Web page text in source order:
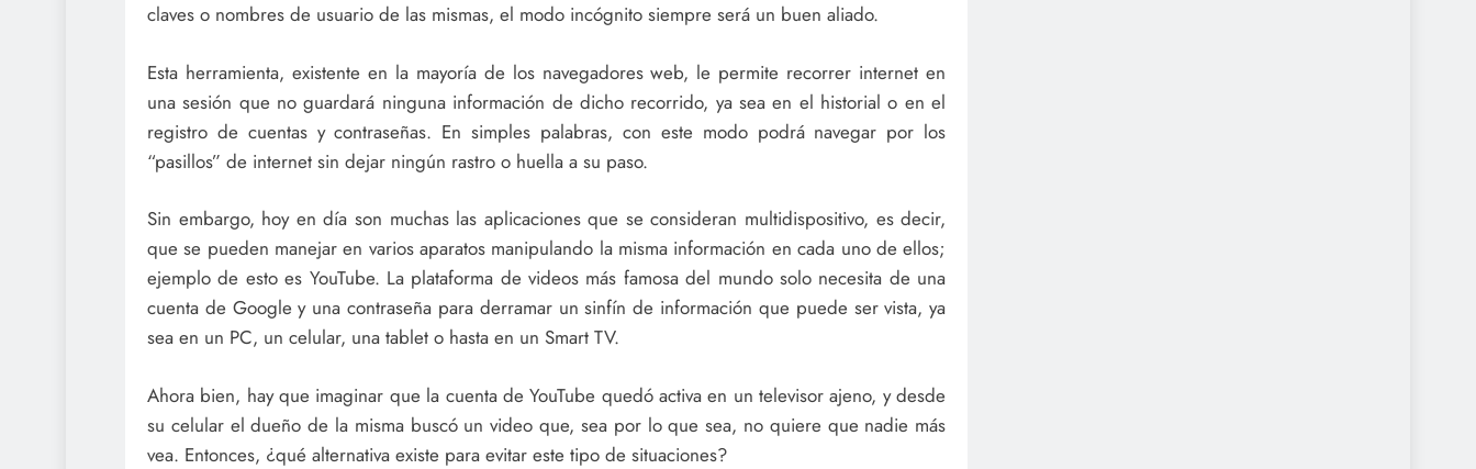
claves o nombres de usuario de las mismas, el modo incógnito siempre será un buen aliado.
Esta herramienta, existente en la mayoría de los navegadores web, le permite recorrer internet en
una sesión que no guardará ninguna información de dicho recorrido, ya sea en el historial o en el
registro de cuentas y contraseñas. En simples palabras, con este modo podrá navegar por los
“pasillos” de internet sin dejar ningún rastro o huella a su paso.
Sin embargo, hoy en día son muchas las aplicaciones que se consideran multidispositivo, es decir,
que se pueden manejar en varios aparatos manipulando la misma información en cada uno de ellos;
ejemplo de esto es YouTube. La plataforma de videos más famosa del mundo solo necesita de una
cuenta de Google y una contraseña para derramar un sinfín de información que puede ser vista, ya
sea en un PC, un celular, una tablet o hasta en un Smart TV.
Ahora bien, hay que imaginar que la cuenta de YouTube quedó activa en un televisor ajeno, y desde
su celular el dueño de la misma buscó un video que, sea por lo que sea, no quiere que nadie más
vea. Entonces, ¿qué alternativa existe para evitar este tipo de situaciones?